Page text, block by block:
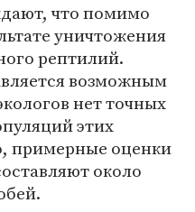
что помимо
уничтожения
рептилий.
возможным
нет точных
этих
примерные оценки
около